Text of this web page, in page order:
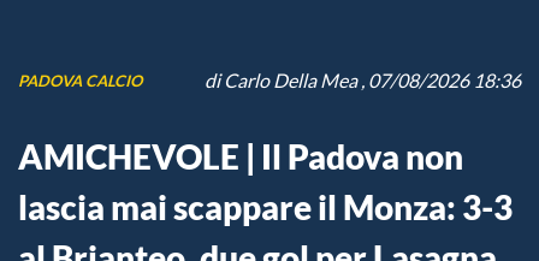
PADOVA CALCIO diCarlo Della Mea, 07/08/2026 18:36
AMICHEVOLE | Il Padova non
lascia mai scappare il Monza: 3-3